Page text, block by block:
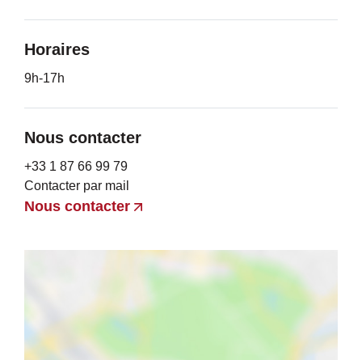
Horaires
9h-17h
Nous contacter
+33 1 87 66 99 79
Contacter par mail
Nous contacter